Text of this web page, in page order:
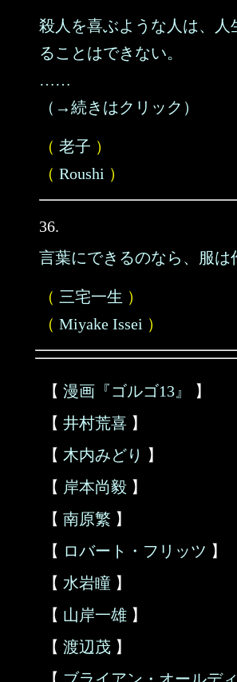
殺人を喜ぶような人は、人
ることはできない。
……
（→続きはクリック）
（ 老子 ）
（ Roushi ）
36.
言葉にできるのなら、服は
（ 三宅一生 ）
（ Miyake Issei ）
【 漫画『ゴルゴ13』
】
【 井村荒喜 】
【 木内みどり 】
【 岸本尚毅 】
【 南原繁 】
【 ロバート・フリッツ 】
【 水岩瞳 】
【 山岸一雄 】
【 渡辺茂 】